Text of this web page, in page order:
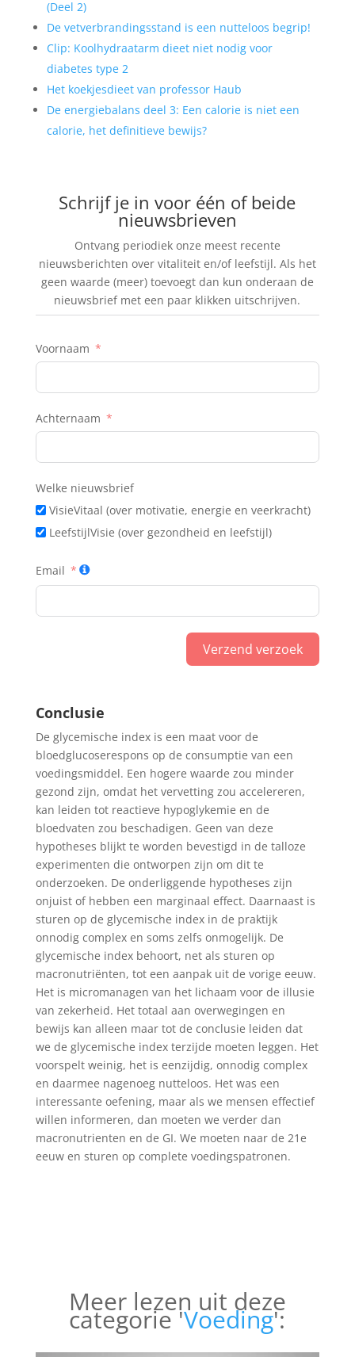
(Deel 2)
De vetverbrandingsstand is een nutteloos begrip!
Clip: Koolhydraatarm dieet niet nodig voor
diabetes type 2
Het koekjesdieet van professor Haub
De energiebalans deel 3: Een calorie is niet een
calorie, het definitieve bewijs?
Schrijf je in voor één of beide
nieuwsbrieven
Ontvang periodiek onze meest recente
nieuwsberichten over vitaliteit en/of leefstijl. Als het
geen waarde (meer) toevoegt dan kun onderaan de
nieuwsbrief met een paar klikken uitschrijven.
Voornaam
Achternaam
Welke nieuwsbrief
VisieVitaal (over motivatie, energie en veerkracht)
LeefstijlVisie (over gezondheid en leefstijl)
Email
Verzend verzoek
l
e
r
n
a
t
i
v
e
:
Conclusie
De glycemische index is een maat voor de
bloedglucoserespons op de consumptie van een
voedingsmiddel. Een hogere waarde zou minder
gezond zijn, omdat het vervetting zou accelereren,
kan leiden tot reactieve hypoglykemie en de
bloedvaten zou beschadigen. Geen van deze
hypotheses blijkt te worden bevestigd in de talloze
experimenten die ontworpen zijn om dit te
onderzoeken. De onderliggende hypotheses zijn
onjuist of hebben een marginaal effect. Daarnaast is
sturen op de glycemische index in de praktijk
onnodig complex en soms zelfs onmogelijk. De
glycemische index behoort, net als sturen op
macronutriënten, tot een aanpak uit de vorige eeuw.
Het is micromanagen van het lichaam voor de illusie
van zekerheid. Het totaal aan overwegingen en
bewijs kan alleen maar tot de conclusie leiden dat
we de glycemische index terzijde moeten leggen. Het
voorspelt weinig, het is eenzijdig, onnodig complex
en daarmee nagenoeg nutteloos. Het was een
interessante oefening, maar als we mensen effectief
willen informeren, dan moeten we verder dan
macronutrienten en de GI. We moeten naar de 21e
eeuw en sturen op complete voedingspatronen.
Meer lezen uit deze
categorie 'Voeding':